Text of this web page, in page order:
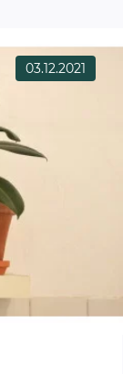
03.12.2021